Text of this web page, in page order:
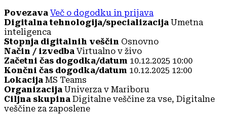
Povezava Več o dogodku in prijava
Digitalna tehnologija/specializacija Umetna
inteligenca
Stopnja digitalnih veščin Osnovno
Način / izvedba Virtualno v živo
Začetni čas dogodka/datum 10.12.2025 10:00
Končni čas dogodka/datum 10.12.2025 12:00
Lokacija MS Teams
Organizacija Univerza v Mariboru
Ciljna skupina Digitalne veščine za vse, Digitalne
veščine za zaposlene